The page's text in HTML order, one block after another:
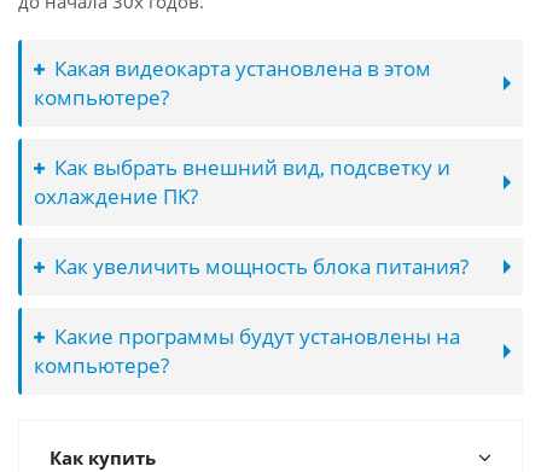
Какая видеокарта установлена в этом
компьютере?
Как выбрать внешний вид, подсветку и
охлаждение ПК?
Как увеличить мощность блока питания?
Какие программы будут установлены на
компьютере?
Как купить